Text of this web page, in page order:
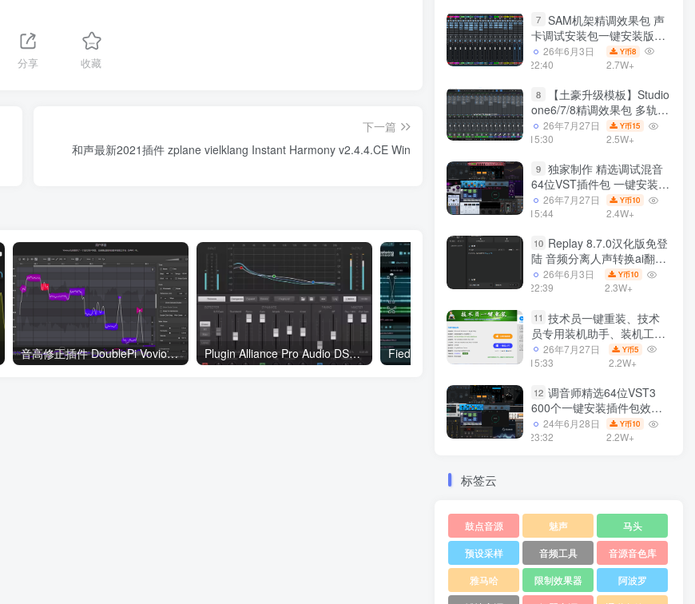
分享 收藏
下一篇
和声最新2021插件 zplane vielklang Instant Harmony v2.4.4.CE Win
音高修正插件 DoublePi Vovious v1.0.14 – V.R Win/MAC Plugin Alliance Pro Audio DSP DSM V3 v3.6.1 MacOS Fiedler Audio Mastering Console 1.5.10 WiN
7 SAM机架精调效果包 声
卡调试安装包一键安装版模
板 带插件预设效果文件
26年6月3日
22:40
Y币8
2.7W+
8
【土豪升级模板】Studio
one6/7/8精调效果包 多轨道
效果模式可选 声卡调试好预
设模板 带插件全套文件
26年7月27日
15:30
Y币15
2.5W+
9 独家制作 精选调试混音
64位VST插件包 一键安装
600个效果器合集v2.0 WiN
支持定制
26年7月27日
15:44
Y币10
2.4W+
10 Replay 8.7.0汉化版免登
陆 音频分离人声转换ai翻唱
支持50系显卡 一键安装
WiN
26年6月3日
22:39
Y币10
2.3W+
11 技术员一键重装、技术
员专用装机助手、装机工
具、电脑系统装机软件丶一
键安装系统
26年7月27日
15:33
Y币5
2.2W+
12 调音师精选64位VST3
600个一键安装插件包效果
器集合10G WiN
24年6月28日
23:32
Y币10
2.2W+
标签云
鼓点音源 魅声
马头
预设采样
音频工具
音源音色库
雅马哈
限制效果器
阿波罗